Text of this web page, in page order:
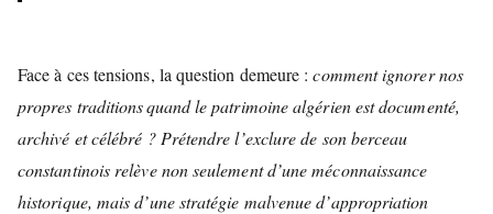
Face à ces tensions, la question demeure :comment ignorer nos
propres traditions quand le patrimoine algérien est documenté,
archivé et célébré ? Prétendre l’exclure de son berceau
constantinois relève non seulement d’une méconnaissance
historique, mais d’une stratégie malvenue d’appropriation